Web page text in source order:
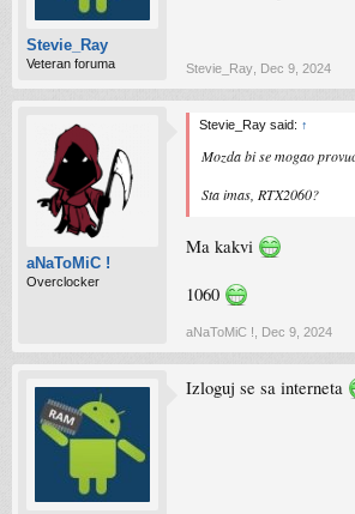
Stevie_Ray
Veteran foruma Stevie_Ray Dec 9, 2024
aNaToMiC !
Overclocker
Stevie_Ray said: ↑
Mozda bi se mogao
Sta imas, RTX2060?
Ma kakvi
1060
aNaToMiC ! Dec 9, 2024
Izloguj se sa interneta